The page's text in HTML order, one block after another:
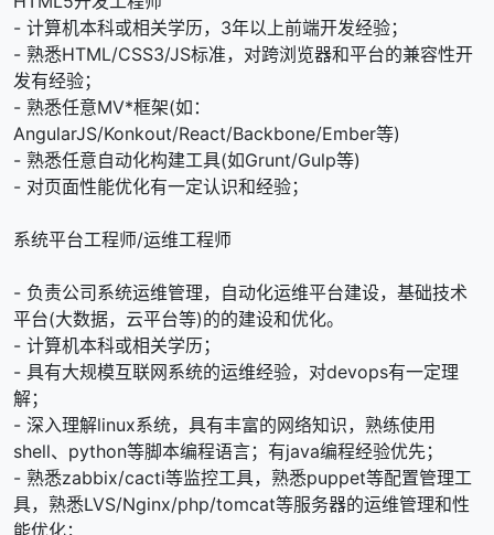
- 计算机本科或相关学历，3年以上前端开发经验；
- 熟悉HTML/CSS3/JS标准，对跨浏览器和平台的兼容性开
发有经验；
- 熟悉任意MV*框架(如：
AngularJS/Konkout/React/Backbone/Ember等)
- 熟悉任意自动化构建工具(如Grunt/Gulp等)
- 对页面性能优化有一定认识和经验；
系统平台工程师/运维工程师
- 负责公司系统运维管理，自动化运维平台建设，基础技术
平台(大数据，云平台等)的的建设和优化。
- 计算机本科或相关学历；
- 具有大规模互联网系统的运维经验，对devops有一定理
解；
- 深入理解linux系统，具有丰富的网络知识，熟练使用
shell、python等脚本编程语言；有java编程经验优先；
- 熟悉zabbix/cacti等监控工具，熟悉puppet等配置管理工
具，熟悉LVS/Nginx/php/tomcat等服务器的运维管理和性
能优化；